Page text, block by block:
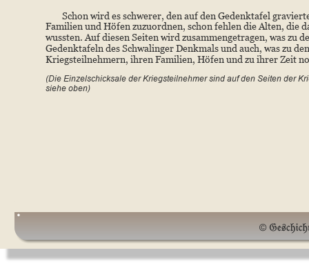
Schon wird es schwerer, den auf den Gedenktafel
Familien und Höfen zuzuordnen, schon fehlen die Alten, die
wussten. Auf diesen Seiten wird zusammengetragen, was zu
Gedenktafeln des Schwalinger Denkmals und auch, was zu
Kriegsteilnehmern, ihren Familien, Höfen und zu ihrer Zeit
(Die Einzelschicksale der Kriegsteilnehmer sind auf den Seiten der
siehe oben)